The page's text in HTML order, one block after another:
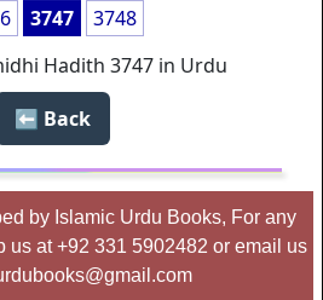
3747
3748
Hadith 3747 in Urdu
Back ⬅️
by Islamic Urdu Books, For any
us at +92 331 5902482 or email us